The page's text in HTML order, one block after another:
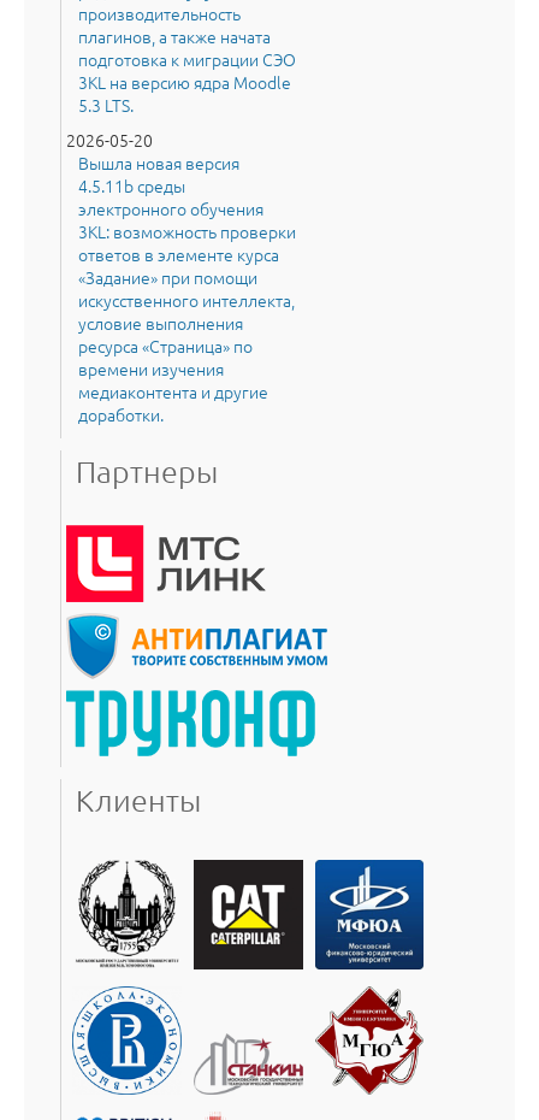
производительность
плагинов, а также начата
подготовка к миграции СЭО
3KL на версию ядра Moodle
5.3 LTS.
2026-05-20
Вышла новая версия
4.5.11b среды
электронного обучения
3KL: возможность проверки
ответов в элементе курса
«Задание» при помощи
искусственного интеллекта,
условие выполнения
ресурса «Страница» по
времени изучения
медиаконтента и другие
доработки.
Партнеры
Клиенты